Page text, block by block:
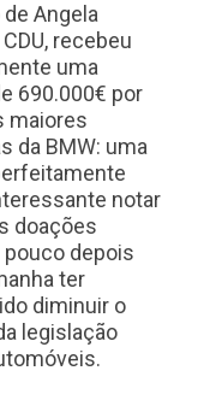
Angela
recebeu
uma
690.000€ por
maiores
da BMW: uma
notar
doações
depois
ter
diminuir o
legislação